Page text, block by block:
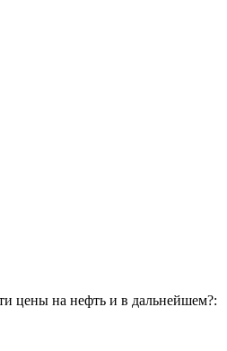
цены на нефть и в дальнейшем?: